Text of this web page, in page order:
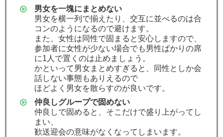
男女を一塊にまとめない
男女を横一列で揃えたり、交互に並べるのは合
コンのようになるので避けます。
また、女性は同性で固まると安心しますので、
参加者に女性が少ない場合でも男性ばかりの席
に1人で置くのは止めましょう。
かといって男女まとめすぎると、同性としか会
話しない事態もありえるので
ほどよく男女を散らすのが良いです。
仲良しグループで固めない
仲良しで固めると、そこだけで盛り上がってし
まい、
歓送迎会の意味がなくなってしまいます。